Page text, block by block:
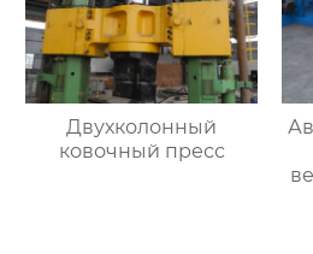
Двухколонный
ковочный пресс